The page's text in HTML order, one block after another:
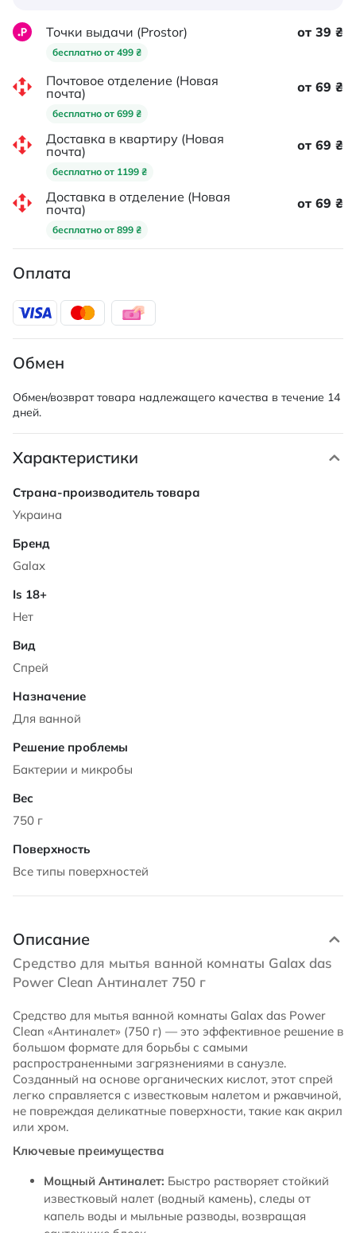
Точки выдачи (Prostor)
бесплатно от 499 ₴
от 39 ₴
Почтовое отделение (Новая
почта)
бесплатно от 699 ₴
от 69 ₴
Доставка в квартиру (Новая
почта)
бесплатно от 1199 ₴
от 69 ₴
Доставка в отделение (Новая
почта)
бесплатно от 899 ₴
от 69 ₴
Оплата
Обмен
Обмен/возврат товара надлежащего качества в течение 14
дней.
Характеристики
Характеристики
Украина
Galax
Нет
Спрей
Для ванной
Бактерии и микробы
750 г
Все типы поверхностей
Описание
Средство для мытья ванной комнаты Galax das
Power Clean Антиналет 750 г
Средство для мытья ванной комнаты Galax das Power
Clean «Антиналет» (750 г) — это эффективное решение в
большом формате для борьбы с самыми
распространенными загрязнениями в санузле.
Созданный на основе органических кислот, этот спрей
легко справляется с известковым налетом и ржавчиной,
не повреждая деликатные поверхности, такие как акрил
или хром.
Ключевые преимущества
Мощный Антиналет: Быстро растворяет стойкий
известковый налет (водный камень), следы от
капель воды и мыльные разводы, возвращая